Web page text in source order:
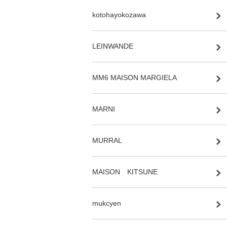
kotohayokozawa
LEINWANDE
MM6 MAISON MARGIELA
MARNI
MURRAL
MAISON KITSUNE
mukcyen